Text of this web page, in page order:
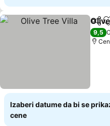
Deli
9,5
Izaberi datume da bi se
cene